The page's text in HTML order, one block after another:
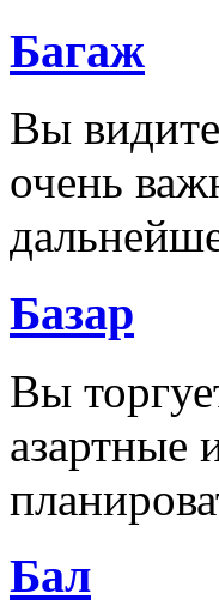
Багаж
Вы
очень
Базар
Вы
азартные
Бал